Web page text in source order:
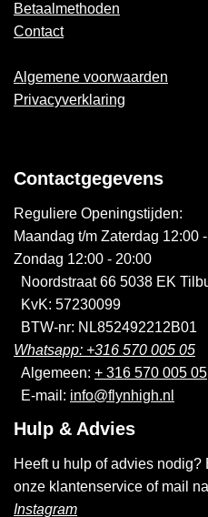
Betaalmethoden
Contact
Algemene voorwaarden
Privacyverklaring
Contactgegevens
Reguliere Openingstijden:
Maandag t/m Zaterdag 12:00
Zondag 12:00 - 20:00
Noordstraat 66 5038 EK
KvK: 57230099
BTW-nr: NL852492212B01
Whatsapp: +316 570 005 05
Algemeen: + 316 570 005 05
E-mail: info@flynhigh.nl
Hulp & Advies
Heeft u hulp of advies nodig?
onze klantenservice of mail
Instagram